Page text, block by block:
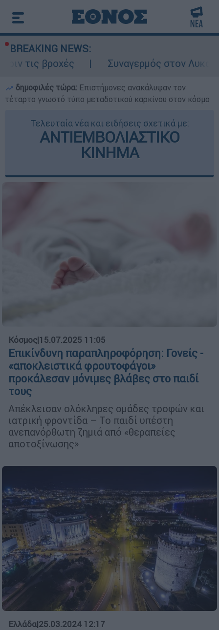
BREAKING NEWS:
Συναγερμός στον Λυκαβηττό:
δημοφιλές τώρα: Επιστήμονες ανακάλυψαν τον
τέταρτο γνωστό τύπο μεταδοτικού καρκίνου στον κόσμο
Τελευταία νέα και ειδήσεις σχετικά με:
ΑΝΤΙΕΜΒΟΛΙΑΣΤΙΚΟ
ΚΙΝΗΜΑ
Κόσμος|15.07.2025 11:05
Επικίνδυνη παραπληροφόρηση: Γονείς -
«αποκλειστικά φρουτοφάγοι»
προκάλεσαν μόνιμες βλάβες στο παιδί
τους
Απέκλεισαν ολόκληρες ομάδες τροφών και
ιατρική φροντίδα – Το παιδί υπέστη
ανεπανόρθωτη ζημιά από «θεραπείες
αποτοξίνωσης»
Ελλάδα|25.03.2024 12:17